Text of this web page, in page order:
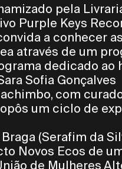
pela
Purple Keys
a conhecer
através de um
dedicado
Sofia Gonçalves
com
um ciclo de
(Serafim da
Novos Ecos de
de Mulheres